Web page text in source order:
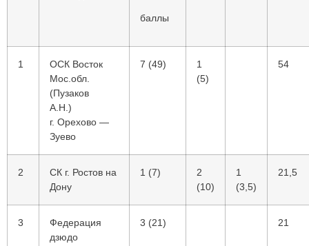
баллы
1
ОСК Восток
Мос.обл.
(Пузаков
А.Н.)
г. Орехово —
Зуево
7 (49)
1
(5)
54
2
СК г. Ростов на
Дону
1 (7)
2
(10)
1
(3,5)
21,5
3
Федерация
дзюдо
3 (21) 21